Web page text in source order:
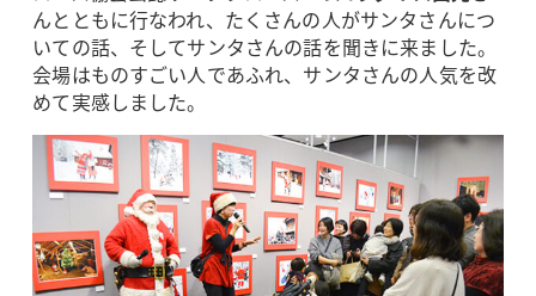
んとともに行なわれ、たくさんの人がサンタさんにつ
いての話、そしてサンタさんの話を聞きに来ました。
会場はものすごい人であふれ、サンタさんの人気を改
めて実感しました。